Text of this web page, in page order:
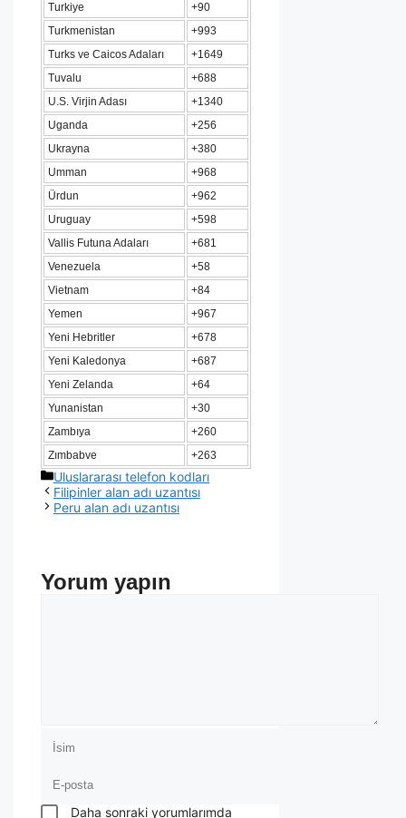
Turkiye
+90
Turkmenistan
+993
Turks ve Caicos Adaları
+1649
Tuvalu
+688
U.S. Virjin Adası
+1340
Uganda
+256
Ukrayna
+380
Umman
+968
Ürdun
+962
Uruguay
+598
Vallis Futuna Adaları
+681
Venezuela
+58
Vietnam
+84
Yemen
+967
Yeni Hebritler
+678
Yeni Kaledonya
+687
Yeni Zelanda
+64
Yunanistan
+30
Zambıya
+260
Zımbabve
+263
Uluslararası telefon kodları
Filipinler alan adı uzantısı
Peru alan adı uzantısı
Yorum yapın
Daha sonraki yorumlarımda